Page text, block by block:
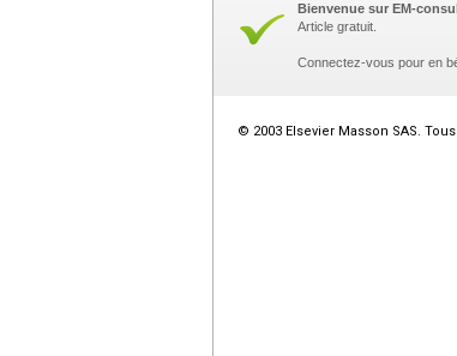
Bienvenue sur EM-
Article gratuit.
Connectez-vous pour en
© 2003 Elsevier Masson SAS.